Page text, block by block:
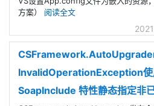
方案） 阅读全文
CSFramework.AutoUpgrader
InvalidOperationException
SoapInclude 特性静态指定非